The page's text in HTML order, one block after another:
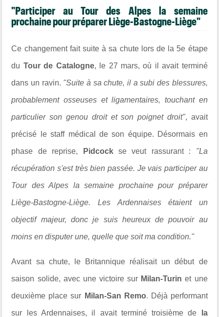
"Participer au Tour des Alpes la semaine
prochaine pour préparer Liège-Bastogne-Liège"
Ce changement fait suite à sa chute lors de la 5e étape
du Tour de Catalogne, le 27 mars, où il avait terminé
dans un ravin. "Suite à sa chute, il a subi des blessures,
probablement osseuses et ligamentaires, touchant en
particulier son genou droit et son poignet droit", avait
précisé le staff médical de son équipe. Désormais en
phase de reprise, Pidcockse veut rassurant : "La
récupération s'est très bien passée. Je vais participer au
Tour des Alpes la semaine prochaine pour préparer
Liège-Bastogne-Liège. Les Ardennaises étaient un
objectif majeur, donc je suis heureux de pouvoir au
moins en disputer une, quelle que soit ma condition."
Avant sa chute, le Britannique réalisait un début de
saison solide, avec une victoire sur Milan-Turinet une
deuxième place sur Milan-San Remo. Déjà performant
sur les Ardennaises, il avait terminé troisième de la